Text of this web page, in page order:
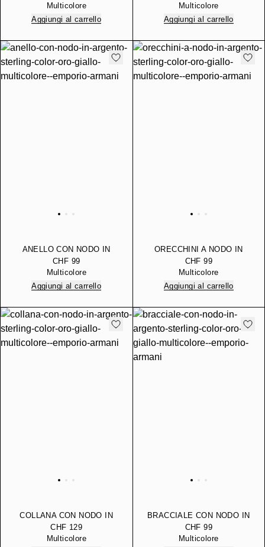
Multicolore
Aggiungi al carrello
Multicolore
Aggiungi al carrello
ANELLO CON NODO IN
ARGENTO STERLING
COLOR ORO GIALLO
CHF 99
Multicolore
Aggiungi al carrello
ORECCHINI A NODO IN
ARGENTO STERLING
COLOR ORO GIALLO
CHF 99
Multicolore
Aggiungi al carrello
COLLANA CON NODO IN
ARGENTO STERLING
COLOR ORO GIALLO
CHF 129
Multicolore
BRACCIALE CON NODO IN
ARGENTO STERLING
COLOR ORO GIALLO
CHF 99
Multicolore